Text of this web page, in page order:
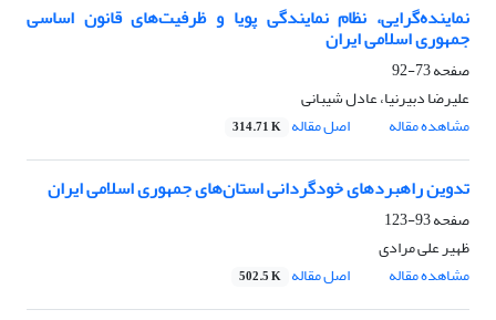
نماینده‌گرایی، نظام نمایندگی پویا و ظرفیت‌های قانون اساسی
جمهوری اسلامی ایران
صفحه73-92
علیرضا دبیرنیا، عادل شیبانی
مشاهده مقاله
اصل مقاله 314.71 K
تدوین راهبردهای خودگردانی استان‌های جمهوری اسلامی ایران
صفحه93-123
ظهیر علی مرادی
مشاهده مقاله
اصل مقاله 502.5 K